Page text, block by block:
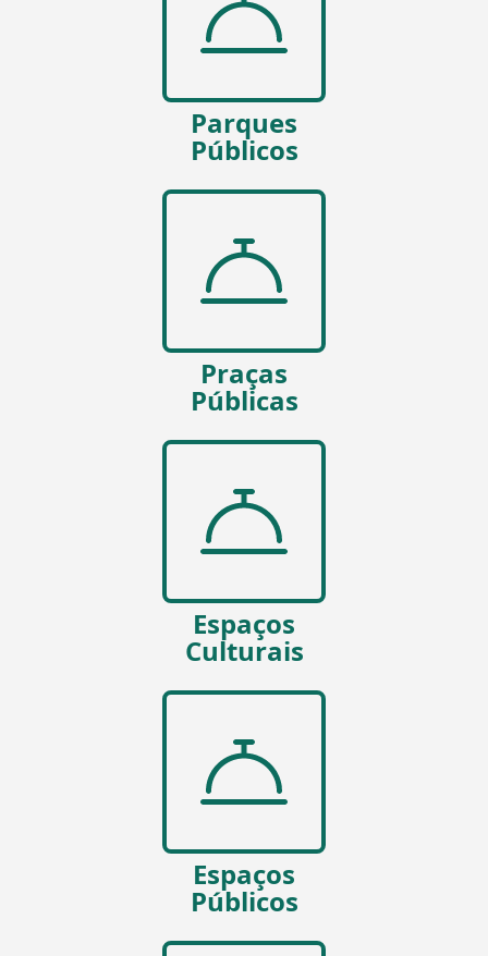
Parques
Públicos
Praças
Públicas
Espaços
Culturais
Espaços
Públicos